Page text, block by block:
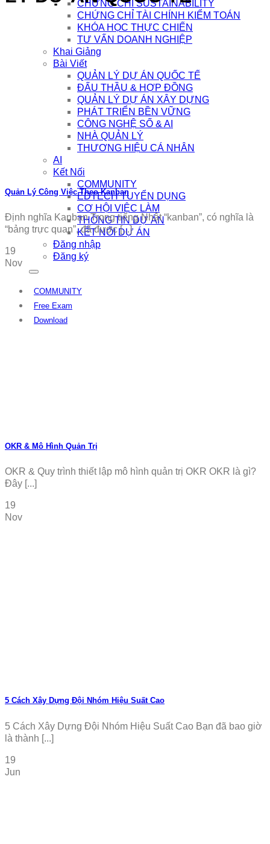
CHỨNG CHỈ SUSTAINABILITY
CHỨNG CHỈ TÀI CHÍNH KIỂM TOÁN
KHÓA HỌC THỰC CHIẾN
TƯ VẤN DOANH NGHIỆP
Khai Giảng
Bài Viết
QUẢN LÝ DỰ ÁN QUỐC TẾ
ĐẤU THẦU & HỢP ĐỒNG
QUẢN LÝ DỰ ÁN XÂY DỰNG
PHÁT TRIỂN BỀN VỮNG
CÔNG NGHỆ SỐ & AI
NHÀ QUẢN LÝ
THƯƠNG HIỆU CÁ NHÂN
AI
Kết Nối
COMMUNITY
EDTECH TUYỂN DỤNG
CƠ HỘI VIỆC LÀM
THÔNG TIN DỰ ÁN
KẾT NỐI DỰ ÁN
Đăng nhập
Đăng ký
COMMUNITY
Free Exam
Download
Quản Lý Công Việc Theo Kanban
Định nghĩa Kanban Trong tiếng Nhật “kanban”, có nghĩa là
“bảng trực quan”, đã được [...]
19
Nov
OKR & Mô Hình Quản Trị
OKR & Quy trình thiết lập mô hình quản trị OKR OKR là gì?
Đây [...]
19
Nov
5 Cách Xây Dựng Đội Nhóm Hiệu Suất Cao
5 Cách Xây Dựng Đội Nhóm Hiệu Suất Cao Bạn đã bao giờ
là thành [...]
19
Jun